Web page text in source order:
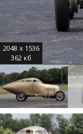
2048 x 1536
362 кб